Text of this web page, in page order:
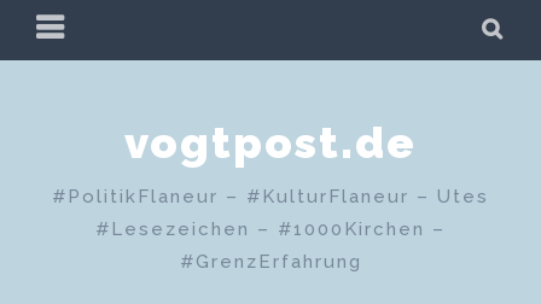
Zum
PRIMÄRES
MENÜ
vogtpost.de
#PolitikFlaneur – #KulturFlaneur – Utes
#Lesezeichen – #1000Kirchen –
#GrenzErfahrung